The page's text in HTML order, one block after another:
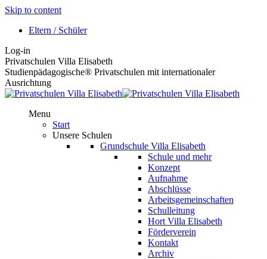
Skip to content
Eltern / Schüler
Log-in
Privatschulen Villa Elisabeth
Studienpädagogische® Privatschulen mit internationaler
Ausrichtung
Menu
Start
Unsere Schulen
Grundschule Villa Elisabeth
Schule und mehr
Konzept
Aufnahme
Abschlüsse
Arbeitsgemeinschaften
Schulleitung
Hort Villa Elisabeth
Förderverein
Kontakt
Archiv